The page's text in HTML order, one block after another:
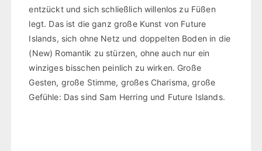
entzückt und sich schließlich willenlos zu Füßen
legt. Das ist die ganz große Kunst von Future
Islands, sich ohne Netz und doppelten Boden in die
(New) Romantik zu stürzen, ohne auch nur ein
winziges bisschen peinlich zu wirken. Große
Gesten, große Stimme, großes Charisma, große
Gefühle: Das sind Sam Herring und Future Islands.